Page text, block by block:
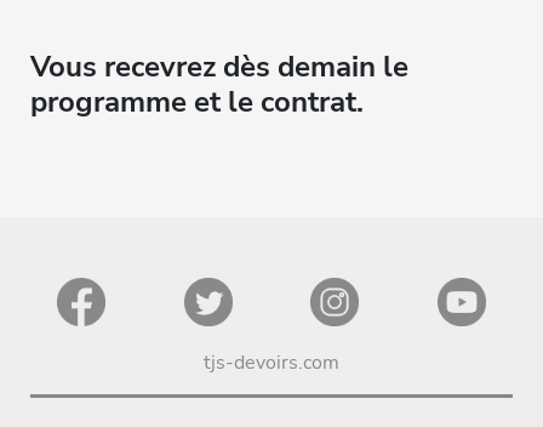
Vous recevrez dès demain le
programme et le contrat.
tjs-devoirs.com